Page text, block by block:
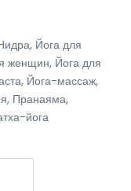
Йога для
женщин, Йога для
Йога-массаж,
Пранаяма,
йога